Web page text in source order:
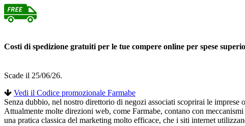
Costi di spedizione gratuiti per le tue compere online per spese
Scade il 25/06/26.
Vedi il Codice promozionale Farmabe
Senza dubbio, nel nostro direttorio di negozi associati scoprirai le
Attualmente molte direzioni web, come Farmabe, contano con
una pratica classica del marketing molto efficace, che i siti internet